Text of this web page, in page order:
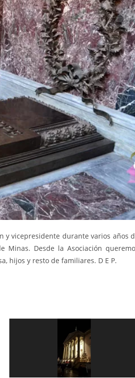
y vicepresidente durante varios años
Minas. Desde la Asociación
hijos y resto de familiares. D E P.